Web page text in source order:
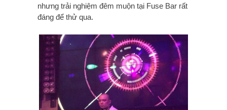
nhưng trải nghiệm đêm muộn tại Fuse Bar rất
đáng để thử qua.